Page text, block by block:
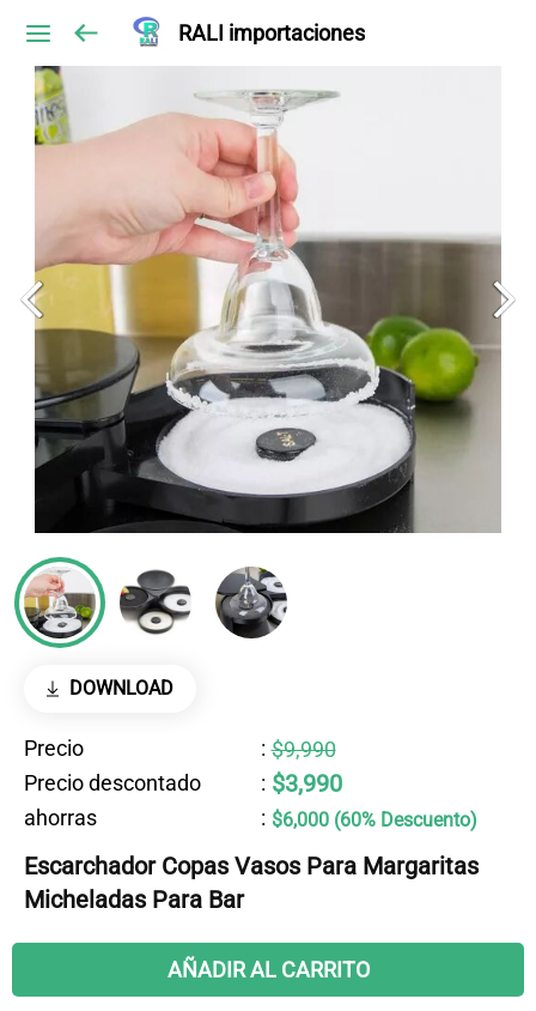
RALI importaciones
DOWNLOAD
Precio : $9,990
Precio descontado
: $3,990
ahorras : $6,000 (60% Descuento)
Escarchador Copas Vasos Para Margaritas
Micheladas Para Bar
AÑADIR AL CARRITO